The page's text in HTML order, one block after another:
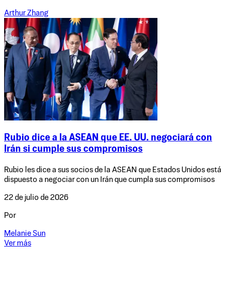
Arthur Zhang
Rubio dice a la ASEAN que EE. UU. negociará con
Irán si cumple sus compromisos
Rubio les dice a sus socios de la ASEAN que Estados Unidos está
dispuesto a negociar con un Irán que cumpla sus compromisos
22 de julio de 2026
Por
Melanie Sun
Ver más